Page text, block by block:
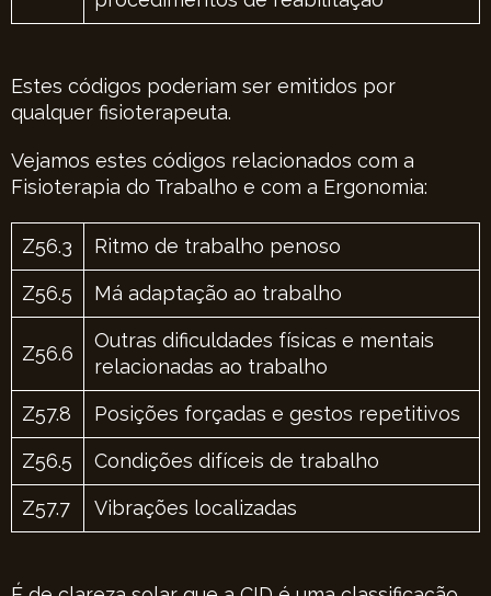
Estes códigos poderiam ser emitidos por
qualquer fisioterapeuta.
Vejamos estes códigos relacionados com a
Fisioterapia do Trabalho e com a Ergonomia:
Z56.3 Ritmo de trabalho penoso
Z56.5 Má adaptação ao trabalho
Z56.6
Outras dificuldades físicas e mentais
relacionadas ao trabalho
Z57.8 Posições forçadas e gestos repetitivos
Z56.5 Condições difíceis de trabalho
Z57.7 Vibrações localizadas